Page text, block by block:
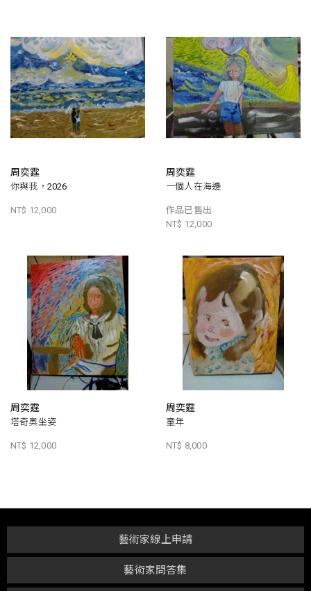
周奕霆
你與我，2026
NT$ 12,000
周奕霆
一個人在海邊
作品已售出
NT$ 12,000
周奕霆
塔奇奧坐姿
NT$ 12,000
周奕霆
童年
NT$ 8,000
藝術家問答集
藝術家線上申請